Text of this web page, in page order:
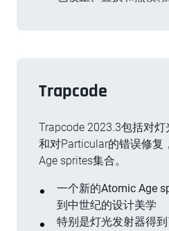
Trapcode
Trapcode 2023.3包括对
和对Particular的错误修复
Age sprites集合。
一个新的Atomic Age
到中世纪的设计美学
特别是灯光发射器得